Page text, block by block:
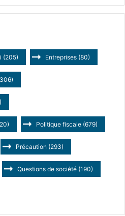
(205) Entreprises (80)
Politique fiscale (679)
Précaution (293)
Questions de société (190)